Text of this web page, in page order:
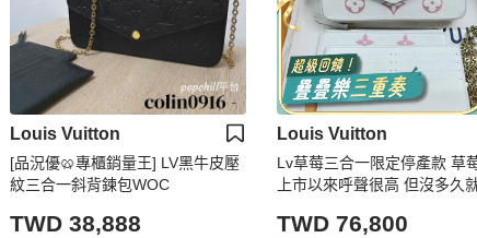
Louis Vuitton
[品況優🥨專櫃銷量王] LV黑牛皮壓
紋三合一斜背鍊包WOC
TWD 38,888
Louis Vuitton
Lv草莓三合一限定停產款 草
上市以來呼聲很高 但沒多久就
TWD 76,800